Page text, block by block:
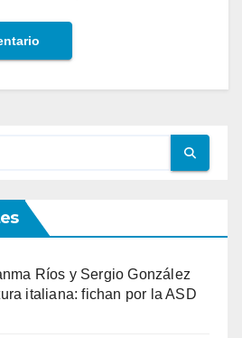
Ríos y Sergio González
italiana: fichan por la ASD